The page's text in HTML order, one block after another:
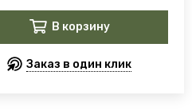
В корзину
Заказ в один клик